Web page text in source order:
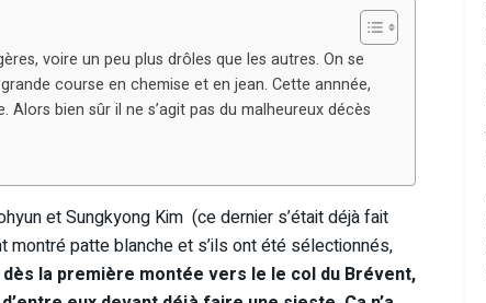
voire un peu plus drôles que les autres. On se
course en chemise et en jean. Cette annnée,
Alors bien sûr il ne s’agit pas du malheureux décès
et Sungkyong Kim (ce dernier s’était déjà fait
montré patte blanche et s’ils ont été sélectionnés,
dès la première montée vers le le col du Brévent,